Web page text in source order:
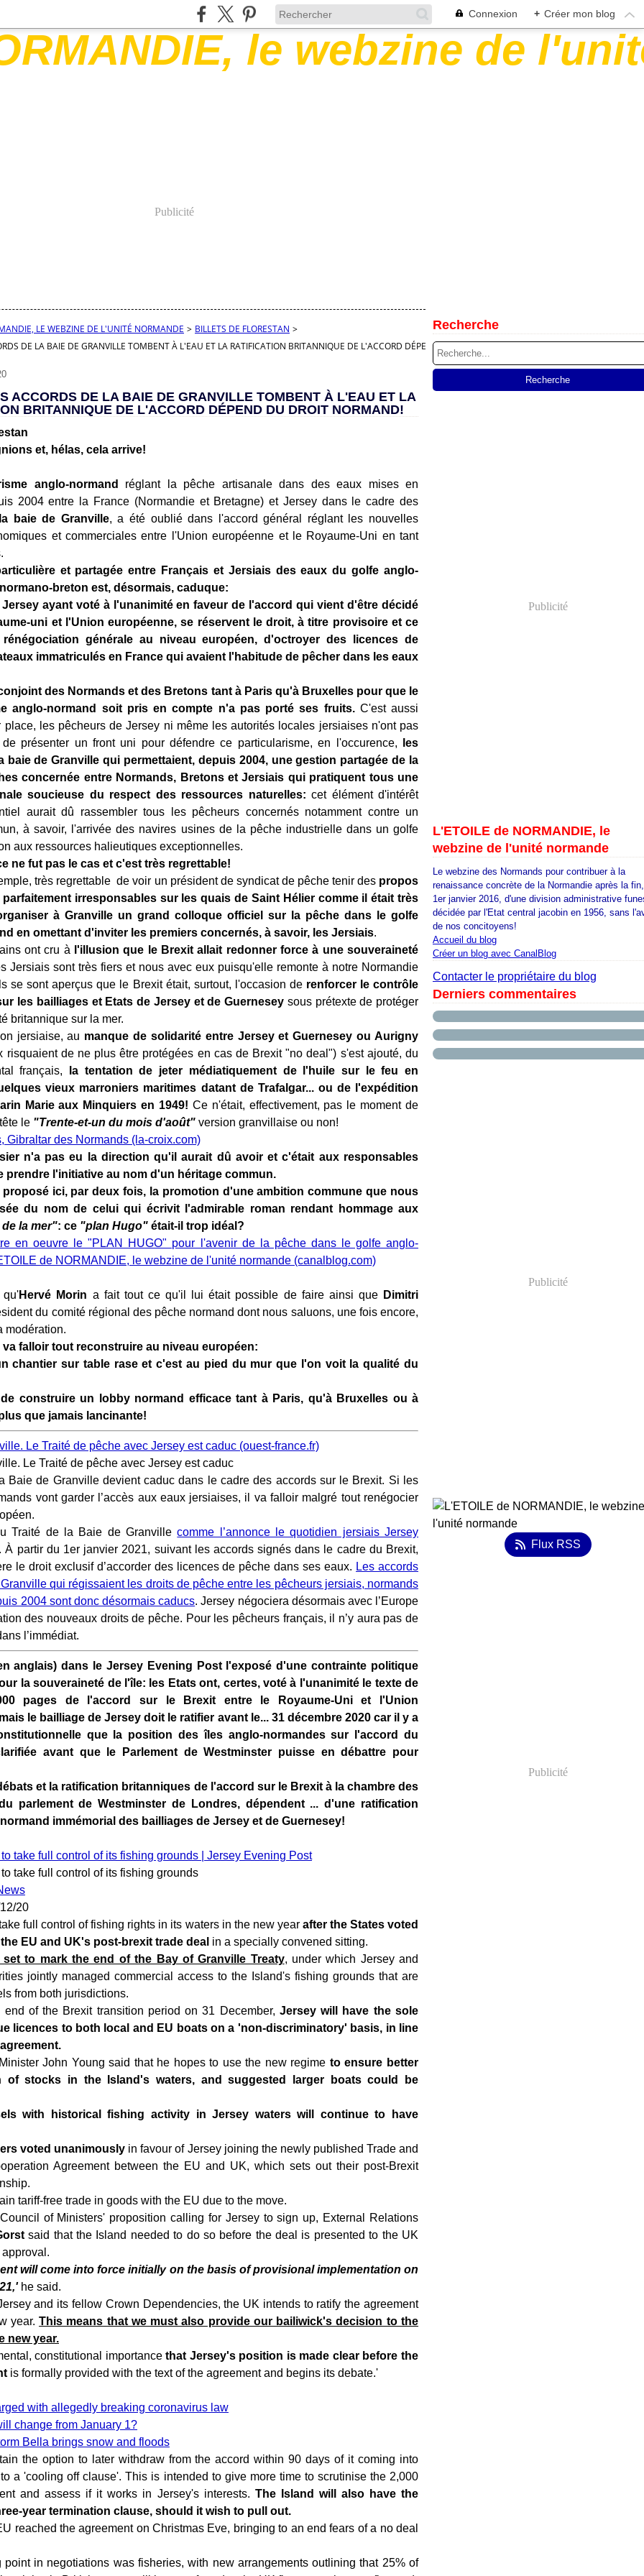
Connexion + Créer mon blog
Publicité
LE WEBZINE DE L'UNITÉ NORMANDE > BILLETS DE FLORESTAN >
DE LA BAIE DE GRANVILLE TOMBENT À L'EAU ET LA RATIFICATION BRITANNIQUE DE L'ACCORD DÉPEND DU DROIT NORMAND!
ACCORDS DE LA BAIE DE GRANVILLE TOMBENT À L'EAU ET LA
BRITANNIQUE DE L'ACCORD DÉPEND DU DROIT NORMAND!
et, hélas, cela arrive!
anglo-normand
réglant la pêche artisanale dans des eaux mises en
2004 entre la France (Normandie et Bretagne) et Jersey dans le cadre des
baie de Granville, a été oublié dans l'accord général réglant les nouvelles
et commerciales entre l'Union européenne et le Royaume-Uni en tant
et partagée entre Français et Jersiais des eaux du golfe anglo-
breton est, désormais, caduque:
Jersey ayant voté à l'unanimité en faveur de l'accord qui vient d'être décidé
uni et l'Union européenne, se réservent le droit, à titre provisoire et ce
générale au niveau européen, d'octroyer des licences de
immatriculés en France qui avaient l'habitude de pêcher dans les eaux
des Normands et des Bretons tant à Paris qu'à Bruxelles pour que le
anglo-normand soit pris en compte n'a pas porté ses fruits.C'est aussi
place, les pêcheurs de Jersey ni même les autorités locales jersiaises n'ont pas
présenter un front uni pour défendre ce particularisme, en l'occurence, les
baie de Granville qui permettaient, depuis 2004, une gestion partagée de la
concernée entre Normands, Bretons et Jersiais qui pratiquent tous une
soucieuse du respect des ressources naturelles: cet élément d'intérêt
aurait dû rassembler tous les pêcheurs concernés notamment contre un
à savoir, l'arrivée des navires usines de la pêche industrielle dans un golfe
aux ressources halieutiques exceptionnelles.
ne fut pas le cas et c'est très regrettable!
très regrettable de voir un président de syndicat de pêche tenir des propos
irresponsables sur les quais de Saint Hélier comme il était très
à Granville un grand colloque officiel sur la pêche dans le golfe
en omettant d'inviter les premiers concernés, à savoir, les Jersiais.
ont cru à l'illusion que le Brexit allait redonner force à une souveraineté
Jersiais sont très fiers et nous avec eux puisqu'elle remonte à notre Normandie
se sont aperçus que le Brexit était, surtout, l'occasion de renforcer le contrôle
les bailliages et Etats de Jersey et de Guernesey sous prétexte de protéger
britannique sur la mer.
jersiaise, au manque de solidarité entre Jersey et Guernesey ou Aurigny
risquaient de ne plus être protégées en cas de Brexit "no deal") s'est ajouté, du
français,
la tentation de jeter médiatiquement de l'huile sur le feu en
vieux marroniers maritimes datant de Trafalgar... ou de l'expédition
Marie aux Minquiers en 1949! Ce n'était, effectivement, pas le moment de
le "Trente-et-un du mois d'août" version granvillaise ou non!
Gibraltar des Normands (la-croix.com)
n'a pas eu la direction qu'il aurait dû avoir et c'était aux responsables
prendre l'initiative au nom d'un héritage commun.
proposé ici, par deux fois, la promotion d'une ambition commune que nous
du nom de celui qui écrivit l'admirable roman rendant hommage aux
la mer": ce "plan Hugo" était-il trop idéal?
en oeuvre le "PLAN HUGO" pour l'avenir de la pêche dans le golfe anglo-
de NORMANDIE, le webzine de l'unité normande (canalblog.com)
qu'Hervé Morin a fait tout ce qu'il lui était possible de faire ainsi que Dimitri
du comité régional des pêche normand dont nous saluons, une fois encore,
modération.
va falloir tout reconstruire au niveau européen:
chantier sur table rase et c'est au pied du mur que l'on voit la qualité du
construire un lobby normand efficace tant à Paris, qu'à Bruxelles ou à
que jamais lancinante!
Le Traité de pêche avec Jersey est caduc (ouest-france.fr)
Le Traité de pêche avec Jersey est caduc
Baie de Granville devient caduc dans le cadre des accords sur le Brexit. Si les
vont garder l’accès aux eaux jersiaises, il va falloir malgré tout renégocier
Traité de la Baie de Granvillecomme l’annonce le quotidien jersiais Jersey
À partir du 1er janvier 2021, suivant les accords signés dans le cadre du Brexit,
le droit exclusif d’accorder des licences de pêche dans ses eaux. Les accords
qui régissaient les droits de pêche entre les pêcheurs jersiais, normands
2004 sont donc désormais caducs. Jersey négociera désormais avec l’Europe
des nouveaux droits de pêche. Pour les pêcheurs français, il n’y aura pas de
l’immédiat.
anglais) dans le Jersey Evening Post l'exposé d'une contrainte politique
la souveraineté de l'île: les Etats ont, certes, voté à l'unanimité le texte de
pages de l'accord sur le Brexit entre le Royaume-Uni et l'Union
le bailliage de Jersey doit le ratifier avant le... 31 décembre 2020 car il y a
que la position des îles anglo-normandes sur l'accord du
avant que le Parlement de Westminster puisse en débattre pour
et la ratification britanniques de l'accord sur le Brexit à la chambre des
parlement de Westminster de Londres, dépendent ... d'une ratification
immémorial des bailliages de Jersey et de Guernesey!
take full control of its fishing grounds | Jersey Evening Post
take full control of its fishing grounds
20
full control of fishing rights in its waters in the new year after the States voted
EU and UK's post-brexit trade deal in a specially convened sitting.
to mark the end of the Bay of Granville Treaty, under which Jersey and
jointly managed commercial access to the Island's fishing grounds that are
from both jurisdictions.
end of the Brexit transition period on 31 December, Jersey will have the sole
licences to both local and EU boats on a 'non-discriminatory' basis, in line
John Young said that he hopes to use the new regime to ensure better
of stocks in the Island's waters, and suggested larger boats could be
with historical fishing activity in Jersey waters will continue to have
voted unanimously in favour of Jersey joining the newly published Trade and
Agreement between the EU and UK, which sets out their post-Brexit
tariff-free trade in goods with the EU due to the move.
of Ministers' proposition calling for Jersey to sign up, External Relations
said that the Island needed to do so before the deal is presented to the UK
will come into force initially on the basis of provisional implementation on
he said.
and its fellow Crown Dependencies, the UK intends to ratify the agreement
year.This means that we must also provide our bailiwick's decision to the
new year.
constitutional importancethat Jersey's position is made clear before the
is formally provided with the text of the agreement and begins its debate.'
with allegedly breaking coronavirus law
change from January 1?
Bella brings snow and floods
the option to later withdraw from the accord within 90 days of it coming into
a 'cooling off clause'. This is intended to give more time to scrutinise the 2,000
and assess if it works in Jersey's interests. The Island will also have the
year termination clause, should it wish to pull out.
reached the agreement on Christmas Eve, bringing to an end fears of a no deal
point in negotiations was fisheries, with new arrangements outlining that 25% of
Recherche
Publicité
L'ETOILE de NORMANDIE, le
webzine de l'unité normande
Le webzine des Normands pour contribuer à la
renaissance concrète de la Normandie après la
1er janvier 2016, d'une division administrative
décidée par l'Etat central jacobin en 1956, sans
de nos concitoyens!
Accueil du blog
Créer un blog avec CanalBlog
Contacter le propriétaire du blog
Derniers commentaires
Publicité
Flux RSS
Publicité